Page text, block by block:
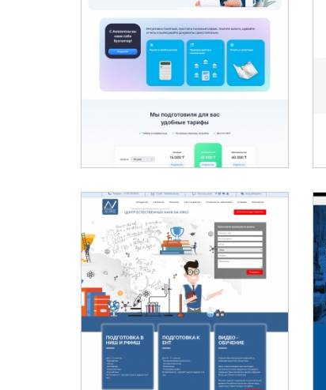
ЭЛЕКТРОННЫЙ БУХГАЛТЕР
ASISTENT.KZ
ЦЕНТР ЕСТЕСТВЕННЫХ
НАУК DA VINCI - АЛМАТЫ